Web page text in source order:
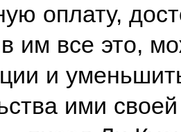
оплату,
им все это,
и
ими